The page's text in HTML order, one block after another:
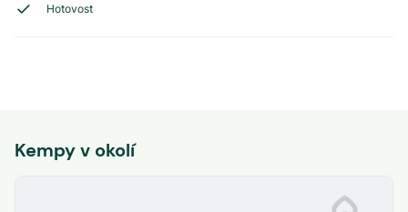
Hotovost
Kempy v okolí